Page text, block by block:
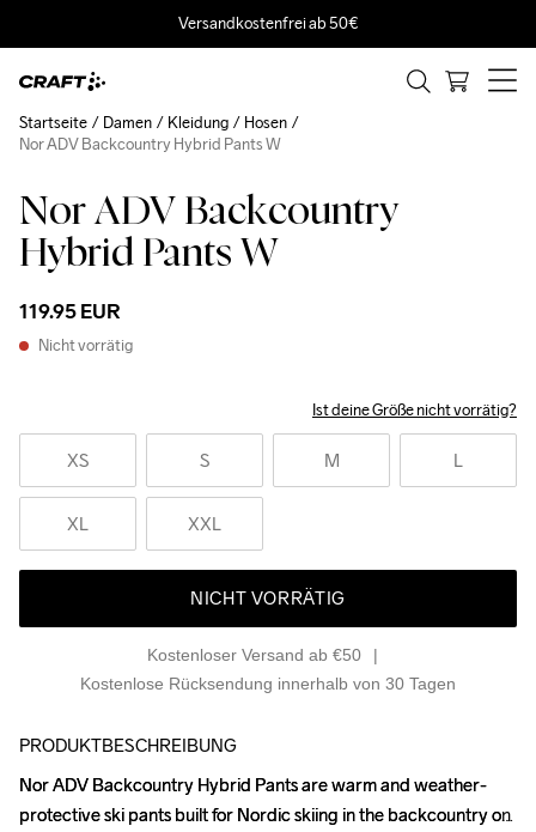
Versandkostenfrei ab 50€
Nor ADV Backcountry
Hybrid Pants W
119.95 EUR
Nicht vorrätig
Ist deine Größe nicht vorrätig?
XS S M L
XL XXL
NICHT VORRÄTIG
Kostenloser Versand ab €50
Kostenlose Rücksendung innerhalb von 30 Tagen
Startseite Damen Kleidung
Hosen
Nor ADV Backcountry Hybrid Pants W
PRODUKTBESCHREIBUNG
Nor ADV Backcountry Hybrid Pants are warm and weather-
protective ski pants built for Nordic skiing in the backcountry on
Nor ADV Backcountry Hybrid Pants are warm and weather-
protective ski pants built for Nordic skiing in the backcountry on